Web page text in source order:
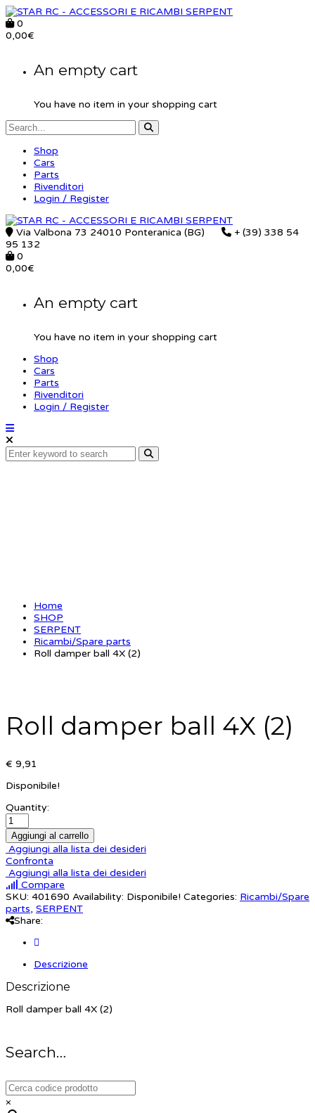
0
0,00€
An empty cart
You have no item in your shopping cart
Shop
Cars
Parts
Rivenditori
Login / Register
Via Valbona 73 24010 Ponteranica (BG)
+ (39) 338 54
95 132
0
0,00€
An empty cart
You have no item in your shopping cart
Shop
Cars
Parts
Rivenditori
Login / Register
Home
SHOP
SERPENT
Ricambi/Spare parts
Roll damper ball 4X (2)
Roll damper ball 4X (2)
€ 9,91
Disponibile!
Quantity:
Aggiungi al carrello
Aggiungi alla lista dei desideri
Confronta
Aggiungi alla lista dei desideri
Compare
SKU: 401690 Availability: Disponibile! Categories: Ricambi/Spare
parts, SERPENT
Share:
Descrizione
Descrizione
Roll damper ball 4X (2)
Search…
×